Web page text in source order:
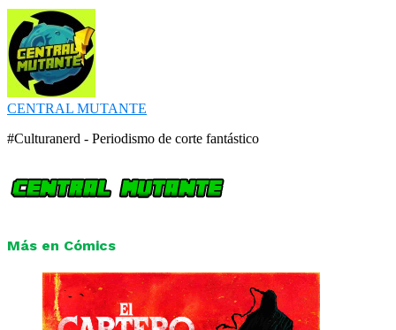
CENTRAL MUTANTE
#Culturanerd - Periodismo de corte fantástico
Más en Cómics